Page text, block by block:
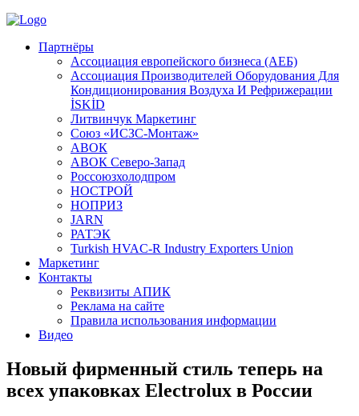
Партнёры
Ассоциация европейского бизнеса (АЕБ)
Aссоциация Производителей Оборудования Для
Кондиционирования Воздуха И Рефрижерации
İSKİD
Литвинчук Маркетинг
Союз «ИСЗС-Монтаж»
АВОК
АВОК Северо-Запад
Россоюзхолодпром
НОСТРОЙ
НОПРИЗ
JARN
РАТЭК
Turkish HVAC-R Industry Exporters Union
Маркетинг
Контакты
Реквизиты АПИК
Реклама на сайте
Правила использования информации
Видео
Новый фирменный стиль теперь на
всех упаковках Electrolux в России